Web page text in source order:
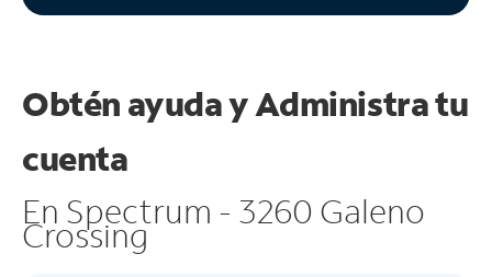
Obtén ayuda yAdministra tu
cuenta
En Spectrum - 3260 Galeno
Crossing